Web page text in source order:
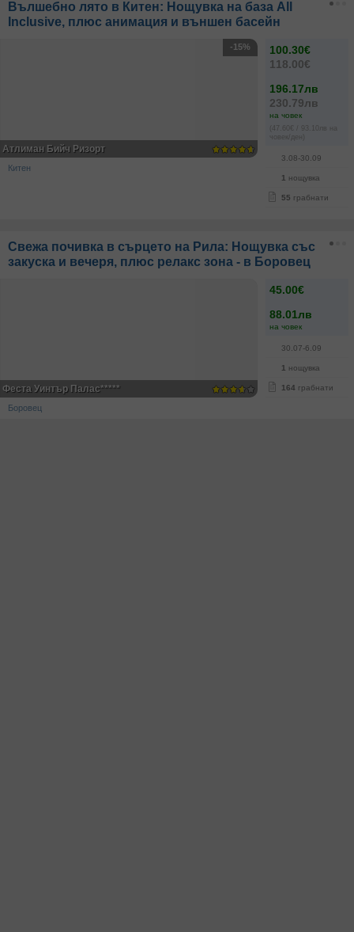
Вълшебно лято в Китен: Нощувка на база All
Inclusive, плюс анимация и външен басейн
100.30€
118.00€
196.17лв
230.79лв
на човек
(47.60€ / 93.10лв на
човек/ден)
3.08-30.09
1 нощувка
55 грабнати
-15%
Атлиман Бийч Ризорт
Китен
Свежа почивка в сърцето на Рила: Нощувка със
закуска и вечеря, плюс релакс зона - в Боровец
45.00€
88.01лв
на човек
30.07-6.09
1 нощувка
164 грабнати
Феста Уинтър Палас*****
Боровец